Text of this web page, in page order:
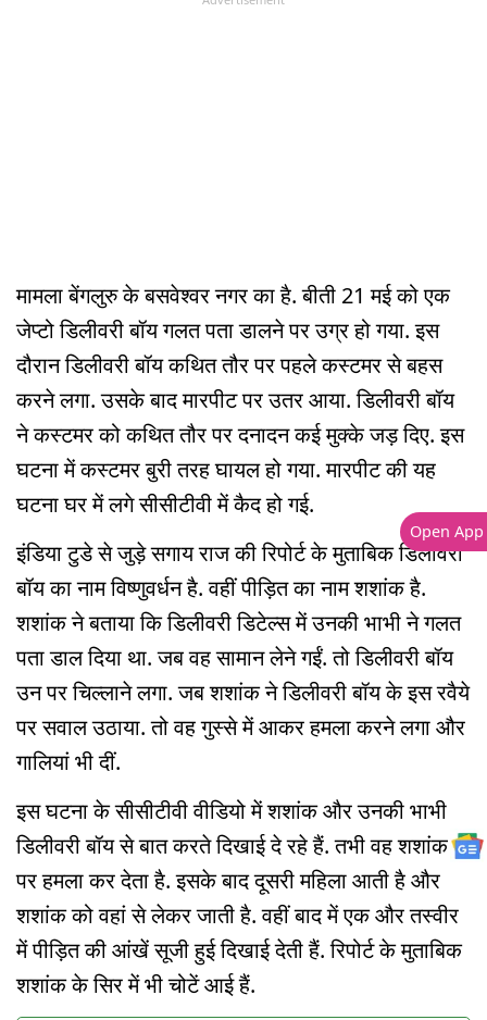
मामला बेंगलुरु के बसवेश्वर नगर का है. बीती 21 मई को एक
जेप्टो डिलीवरी बॉय गलत पता डालने पर उग्र हो गया. इस
दौरान डिलीवरी बॉय कथित तौर पर पहले कस्टमर से बहस
करने लगा. उसके बाद मारपीट पर उतर आया. डिलीवरी बॉय
ने कस्टमर को कथित तौर पर दनादन कई मुक्के जड़ दिए. इस
घटना में कस्टमर बुरी तरह घायल हो गया. मारपीट की यह
घटना घर में लगे सीसीटीवी में कैद हो गई.
इंडिया टुडे से जुड़े सगाय राज की रिपोर्ट के मुताबिक डिलीवरी
बॉय का नाम विष्णुवर्धन है. वहीं पीड़ित का नाम शशांक है.
शशांक ने बताया कि डिलीवरी डिटेल्स में उनकी भाभी ने गलत
पता डाल दिया था. जब वह सामान लेने गईं. तो डिलीवरी बॉय
उन पर चिल्लाने लगा. जब शशांक ने डिलीवरी बॉय के इस रवैये
पर सवाल उठाया. तो वह गुस्से में आकर हमला करने लगा और
गालियां भी दीं.
इस घटना के सीसीटीवी वीडियो में शशांक और उनकी भाभी
डिलीवरी बॉय से बात करते दिखाई दे रहे हैं. तभी वह शशांक
पर हमला कर देता है. इसके बाद दूसरी महिला आती है और
शशांक को वहां से लेकर जाती है. वहीं बाद में एक और तस्वीर
में पीड़ित की आंखें सूजी हुई दिखाई देती हैं. रिपोर्ट के मुताबिक
शशांक के सिर में भी चोटें आई हैं.
Open App